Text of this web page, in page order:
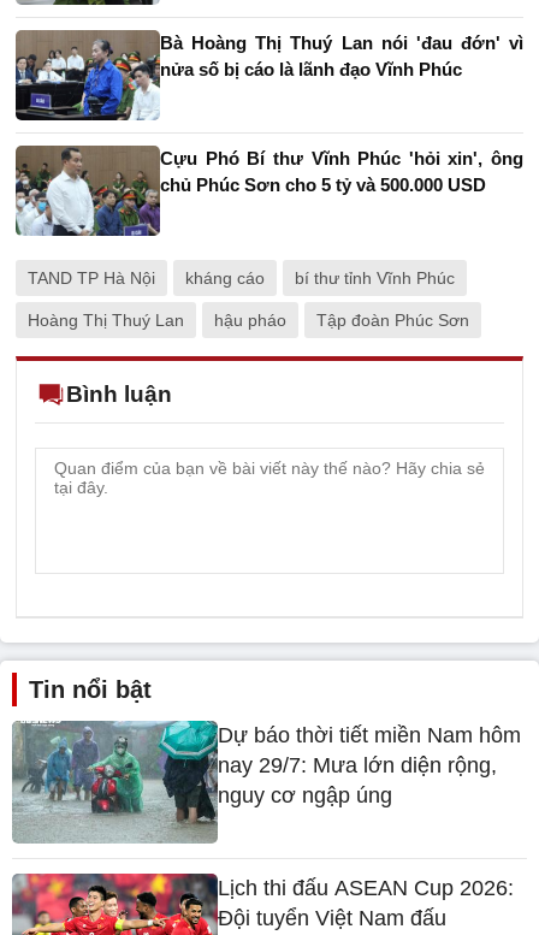
Bà Hoàng Thị Thuý Lan nói 'đau đớn' vì
nửa số bị cáo là lãnh đạo Vĩnh Phúc
Cựu Phó Bí thư Vĩnh Phúc 'hỏi xin', ông
chủ Phúc Sơn cho 5 tỷ và 500.000 USD
TAND TP Hà Nội kháng cáo bí thư tỉnh Vĩnh Phúc
Hoàng Thị Thuý Lan hậu pháo Tập đoàn Phúc Sơn
Bình luận
Tin nổi bật
Dự báo thời tiết miền Nam hôm
nay 29/7: Mưa lớn diện rộng,
nguy cơ ngập úng
Lịch thi đấu ASEAN Cup 2026:
Đội tuyển Việt Nam đấu